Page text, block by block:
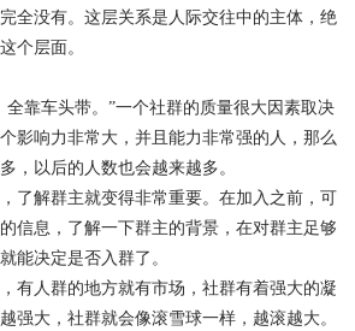
全没有。这层关系是人际交往中的主体，绝
个层面。
全靠车头带。”一个社群的质量很大因素取决
影响力非常大，并且能力非常强的人，那么
，以后的人数也会越来越多。
了解群主就变得非常重要。在加入之前，可
信息，了解一下群主的背景，在对群主足够
能决定是否入群了。
有人群的地方就有市场，社群有着强大的凝
强大，社群就会像滚雪球一样，越滚越大。